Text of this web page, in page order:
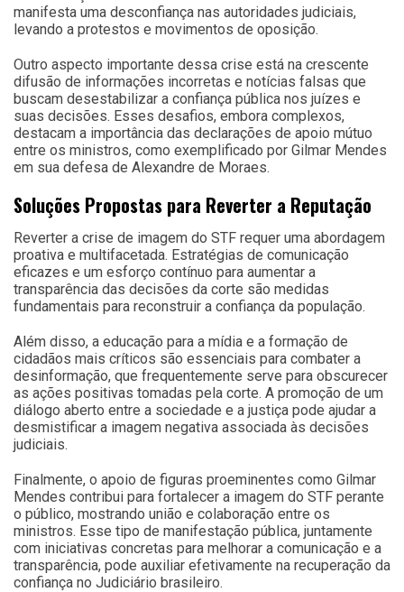
manifesta uma desconfiança nas autoridades judiciais,
levando a protestos e movimentos de oposição.
Outro aspecto importante dessa crise está na crescente
difusão de informações incorretas e notícias falsas que
buscam desestabilizar a confiança pública nos juízes e
suas decisões. Esses desafios, embora complexos,
destacam a importância das declarações de apoio mútuo
entre os ministros, como exemplificado por Gilmar Mendes
em sua defesa de Alexandre de Moraes.
Soluções Propostas para Reverter a Reputação
Reverter a crise de imagem do STF requer uma abordagem
proativa e multifacetada. Estratégias de comunicação
eficazes e um esforço contínuo para aumentar a
transparência das decisões da corte são medidas
fundamentais para reconstruir a confiança da população.
Além disso, a educação para a mídia e a formação de
cidadãos mais críticos são essenciais para combater a
desinformação, que frequentemente serve para obscurecer
as ações positivas tomadas pela corte. A promoção de um
diálogo aberto entre a sociedade e a justiça pode ajudar a
desmistificar a imagem negativa associada às decisões
judiciais.
Finalmente, o apoio de figuras proeminentes como Gilmar
Mendes contribui para fortalecer a imagem do STF perante
o público, mostrando união e colaboração entre os
ministros. Esse tipo de manifestação pública, juntamente
com iniciativas concretas para melhorar a comunicação e a
transparência, pode auxiliar efetivamente na recuperação da
confiança no Judiciário brasileiro.